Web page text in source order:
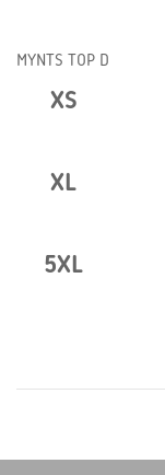
MYNTS TOP D
XS
XL
5XL